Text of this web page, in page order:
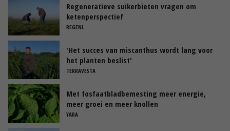
Regeneratieve suikerbieten vragen om
ketenperspectief
REGENL
'Het succes van miscanthus wordt lang voor
het planten beslist'
TERRAVESTA
Met fosfaatbladbemesting meer energie,
meer groei en meer knollen
YARA